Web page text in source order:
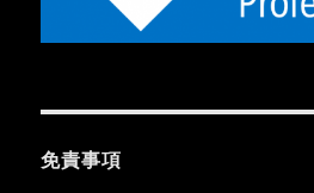
免責事項